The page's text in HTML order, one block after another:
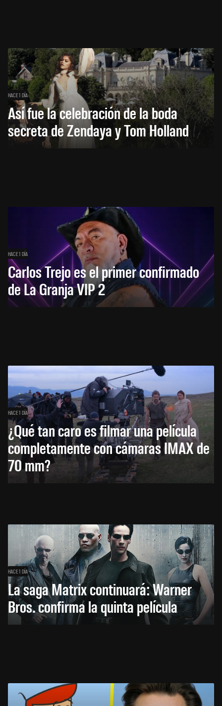
HACE 1 DÍA
Así fue la celebración de la boda
secreta de Zendaya y Tom Holland
HACE 1 DÍA
Carlos Trejo es el primer confirmado
de La Granja VIP 2
HACE 1 DÍA
¿Qué tan caro es filmar una película
completamente con cámaras IMAX de
70 mm?
HACE 1 DÍA
La saga Matrix continuará: Warner
Bros. confirma la quinta película